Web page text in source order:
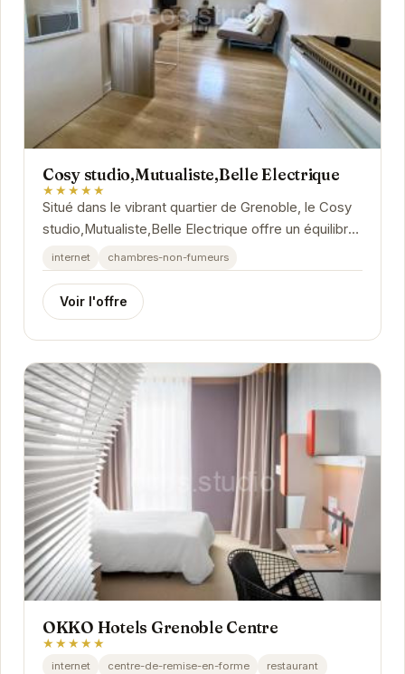
Cosy studio,Mutualiste,Belle Electrique
★★★★★
Situé dans le vibrant quartier de Grenoble, le Cosy
studio,Mutualiste,Belle Electrique offre un équilibre
parfait entre confort moderne et charme...
internet chambres-non-fumeurs
Voir l'offre
OKKO Hotels Grenoble Centre
★★★★★
internet centre-de-remise-en-forme
restaurant